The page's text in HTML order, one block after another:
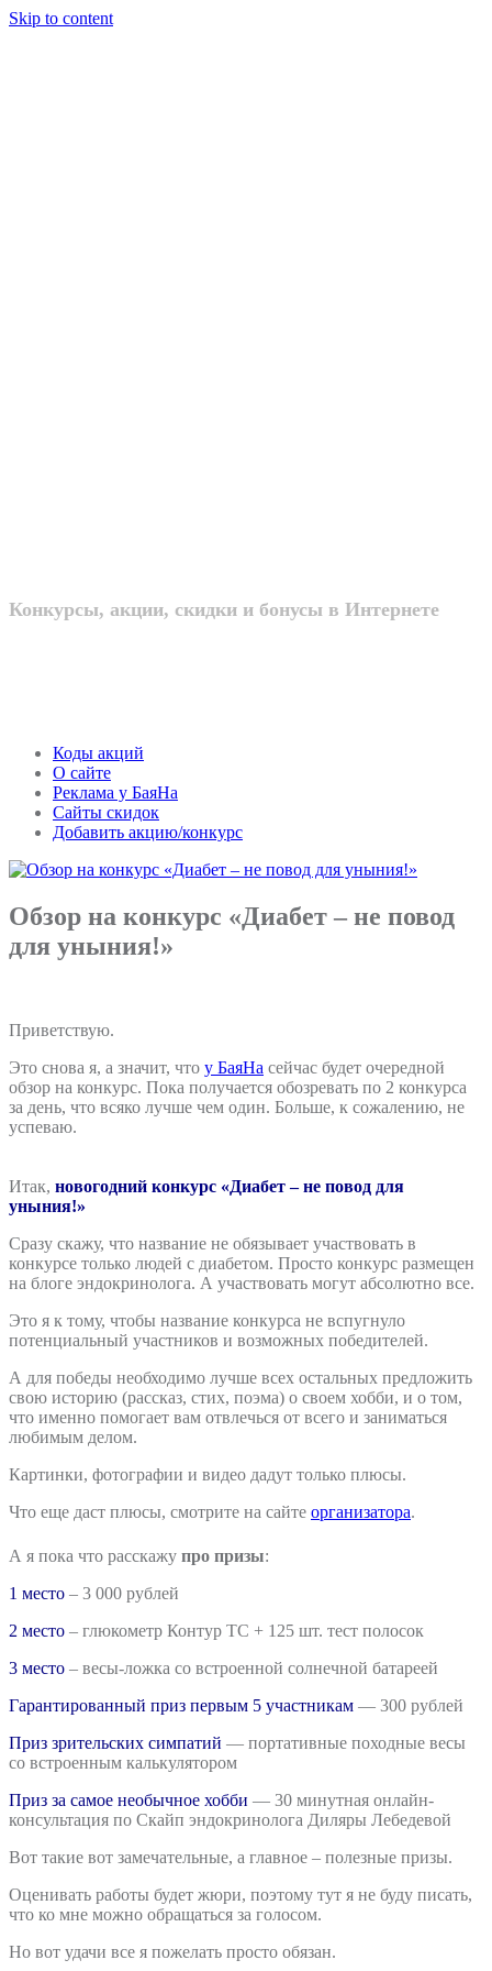
Skip to content
Конкурсы, акции, скидки и бонусы в Интернете
Коды акций
О сайте
Реклама у БаяНа
Сайты скидок
Добавить акцию/конкурс
Обзор на конкурс «Диабет – не повод
для уныния!»
Приветствую.
Это снова я, а значит, что у БаяНа сейчас будет очередной
обзор на конкурс. Пока получается обозревать по 2 конкурса
за день, что всяко лучше чем один. Больше, к сожалению, не
успеваю.
Итак, новогодний конкурс «Диабет – не повод для
уныния!»
Сразу скажу, что название не обязывает участвовать в
конкурсе только людей с диабетом. Просто конкурс размещен
на блоге эндокринолога. А участвовать могут абсолютно все.
Это я к тому, чтобы название конкурса не вспугнуло
потенциальный участников и возможных победителей.
А для победы необходимо лучше всех остальных предложить
свою историю (рассказ, стих, поэма) о своем хобби, и о том,
что именно помогает вам отвлечься от всего и заниматься
любимым делом.
Картинки, фотографии и видео дадут только плюсы.
Что еще даст плюсы, смотрите на сайте организатора.
А я пока что расскажу про призы:
1 место – 3 000 рублей
2 место – глюкометр Контур ТС + 125 шт. тест полосок
3 место – весы-ложка со встроенной солнечной батареей
Гарантированный приз первым 5 участникам — 300 рублей
Приз зрительских симпатий — портативные походные весы
со встроенным калькулятором
Приз за самое необычное хобби — 30 минутная онлайн-
консультация по Скайп эндокринолога Диляры Лебедевой
Вот такие вот замечательные, а главное – полезные призы.
Оценивать работы будет жюри, поэтому тут я не буду писать,
что ко мне можно обращаться за голосом.
Но вот удачи все я пожелать просто обязан.